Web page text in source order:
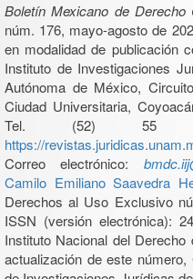
Boletín Mexicano de Derecho
núm. 176, mayo-agosto de
en modalidad de publicación
Instituto de Investigaciones
Autónoma de México,
Ciudad Universitaria,
Tel. (52)
https://
Correo electrónico:
Camilo Emiliano Saavedra
Derechos al Uso Exclusivo
ISSN (versión electrónica):
Instituto Nacional del
actualización de este